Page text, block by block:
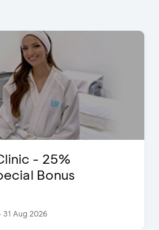
- 25%
Bonus
Aug 2026